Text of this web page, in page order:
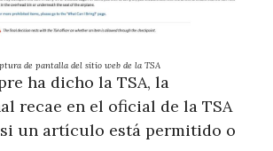
de pantalla del sitio web de la TSA
ha dicho la TSA, la
recae en el oficial de la TSA
un artículo está permitido o